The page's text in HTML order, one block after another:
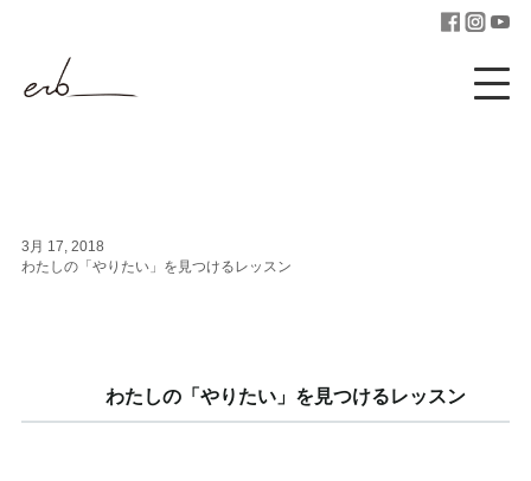
3月 17, 2018
わたしの「やりたい」を見つけるレッスン
わたしの「やりたい」を見つけるレッスン